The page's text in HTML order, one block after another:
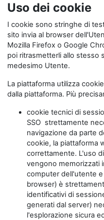
Uso dei cookie
I cookie sono stringhe di
sito invia al browser
Mozilla Firefox o Google
poi ritrasmetterli allo stesso
medesimo Utente.
La piattaforma utilizza
dalla piattaforma. Più
cookie tecnici di
SSO strettamente
navigazione da parte
cookie, la piattaforma
correttamente. L'uso
vengono memorizzati
computer dell'utente
browser) è
identificativi di
generati dal server)
l'esplorazione sicura